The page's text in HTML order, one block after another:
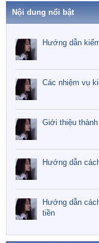
Nội dung nổi bật
Hướng dẫn
Các nhiệm vụ
Giới thiệu
Hướng dẫn
Hướng dẫn
tiền